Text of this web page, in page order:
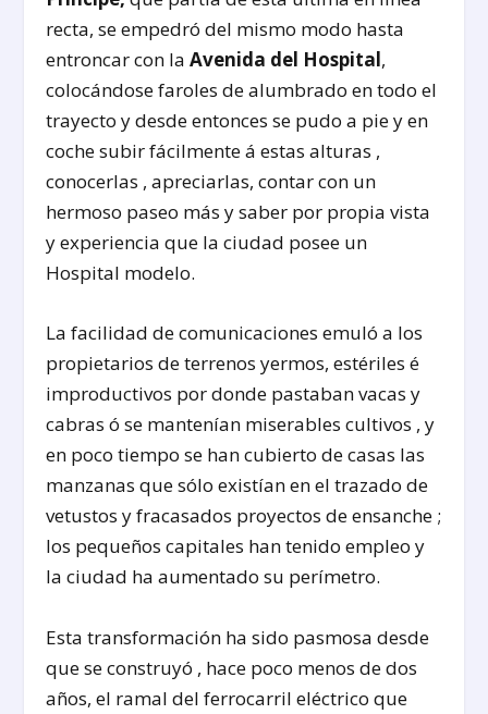
recta, se empedró del mismo modo hasta
entroncar con laAvenida del Hospital,
colocándose faroles de alumbrado en todo el
trayecto y desde entonces se pudo a pie y en
coche subir fácilmente á estas alturas ,
conocerlas , apreciarlas, contar con un
hermoso paseo más y saber por propia vista
y experiencia que la ciudad posee un
Hospital modelo.
La facilidad de comunicaciones emuló a los
propietarios de terrenos yermos, estériles é
improductivos por donde pastaban vacas y
cabras ó se mantenían miserables cultivos , y
en poco tiempo se han cubierto de casas las
manzanas que sólo existían en el trazado de
vetustos y fracasados proyectos de ensanche ;
los pequeños capitales han tenido empleo y
la ciudad ha aumentado su perímetro.
Esta transformación ha sido pasmosa desde
que se construyó , hace poco menos de dos
años, el ramal del ferrocarril eléctrico que